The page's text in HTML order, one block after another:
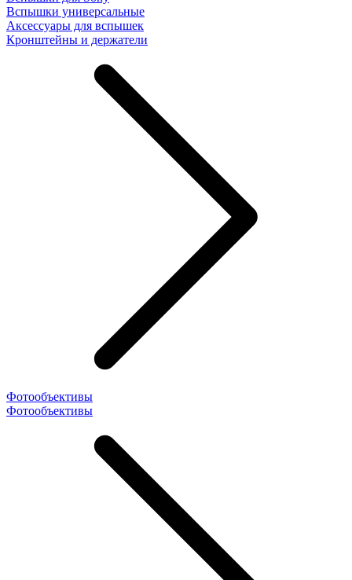
Вспышки универсальные
Аксесcуары для вспышек
Кронштейны и держатели
Фотообъективы
Фотообъективы